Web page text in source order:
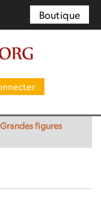
Boutique
Grandes figures